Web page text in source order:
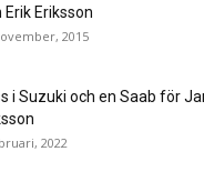
Erik Eriksson
2015
i Suzuki och en Saab för
2022